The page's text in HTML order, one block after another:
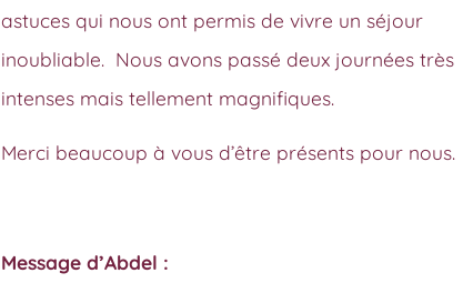
astuces qui nous ont permis de vivre un séjour
inoubliable. Nous avons passé deux journées très
intenses mais tellement magnifiques.
Merci beaucoup à vous d’être présents pour nous.
Message d’Abdel :